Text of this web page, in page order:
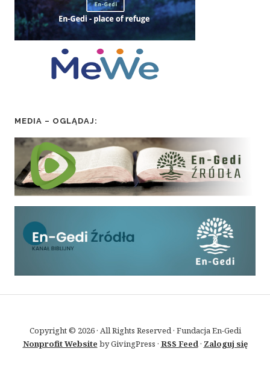
MEDIA – OGLĄDAJ:
Copyright © 2026 · All Rights Reserved · Fundacja En-Gedi
Nonprofit Website by GivingPress · RSS Feed· Zaloguj się